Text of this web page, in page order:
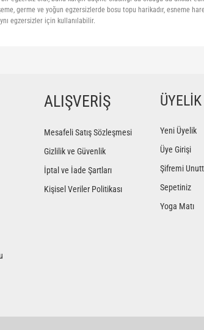
germe ve yoğun egzersizlerde bosu topu harikadır, esneme
egzersizler için kullanılabilir.
Yorum Yaz
ALIŞVERİŞ
Mesafeli Satış Sözleşmesi
Gizlilik ve Güvenlik
İptal ve İade Şartları
Kişisel Veriler Politikası
ÜYELİK
Yeni Üyelik
Üye Girişi
Şifremi
Sepetiniz
Yoga Matı